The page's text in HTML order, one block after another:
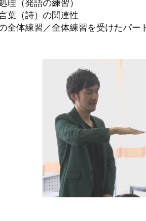
理（発語の練習）
葉（詩）の関連性
全体練習／全体練習を受けたパー